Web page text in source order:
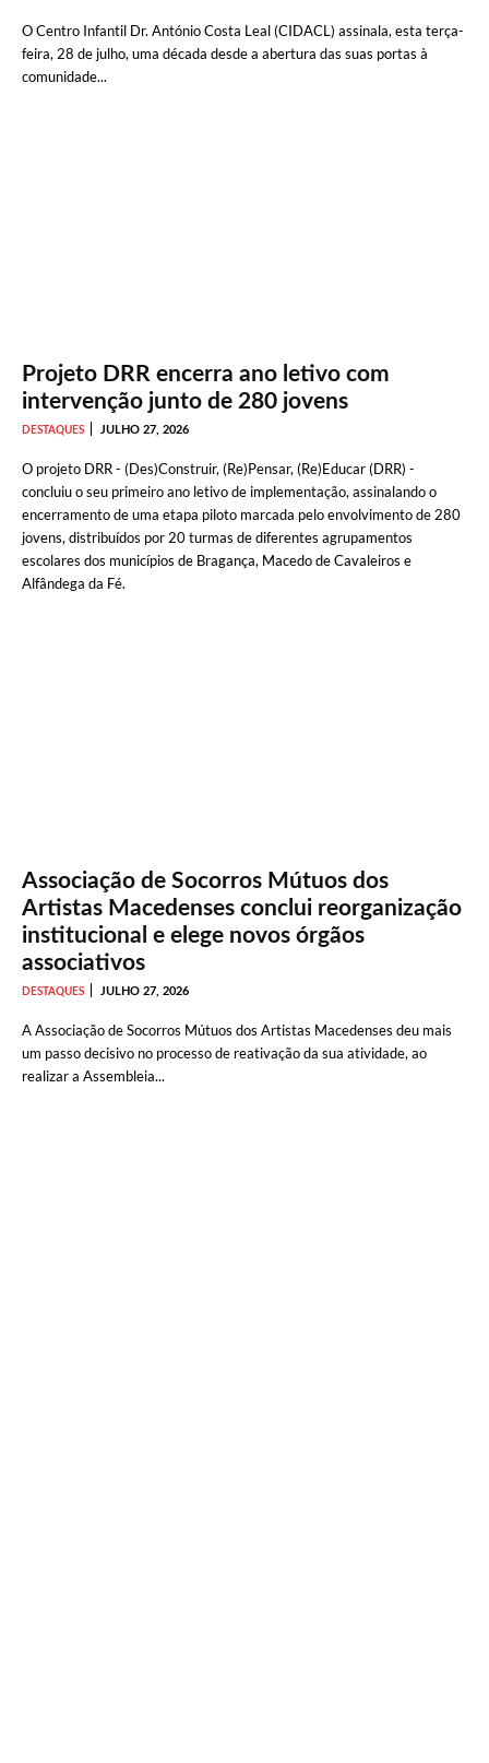
O Centro Infantil Dr. António Costa Leal (CIDACL) assinala, esta terça-
feira, 28 de julho, uma década desde a abertura das suas portas à
comunidade...
Projeto DRR encerra ano letivo com
intervenção junto de 280 jovens
DESTAQUES JULHO 27, 2026
O projeto DRR - (Des)Construir, (Re)Pensar, (Re)Educar (DRR) -
concluiu o seu primeiro ano letivo de implementação, assinalando o
encerramento de uma etapa piloto marcada pelo envolvimento de 280
jovens, distribuídos por 20 turmas de diferentes agrupamentos
escolares dos municípios de Bragança, Macedo de Cavaleiros e
Alfândega da Fé.
Associação de Socorros Mútuos dos
Artistas Macedenses conclui reorganização
institucional e elege novos órgãos
associativos
DESTAQUES JULHO 27, 2026
A Associação de Socorros Mútuos dos Artistas Macedenses deu mais
um passo decisivo no processo de reativação da sua atividade, ao
realizar a Assembleia...